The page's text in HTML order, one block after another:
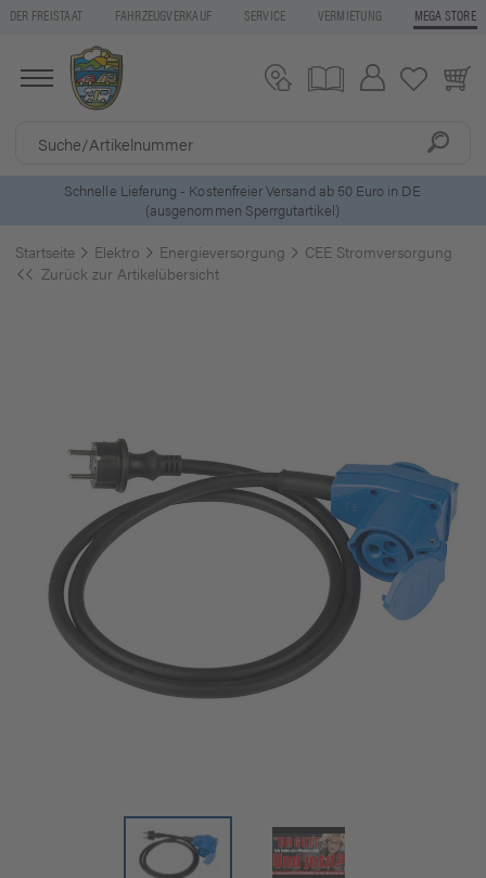
DER FREISTAAT FAHRZEUGVERKAUF SERVICE VERMIETUNG MEGA STORE
Schnelle Lieferung - Kostenfreier Versand ab 50 Euro in DE
(ausgenommen Sperrgutartikel)
Startseite Elektro Energieversorgung
CEE Stromversorgung
Zurück zur Artikelübersicht